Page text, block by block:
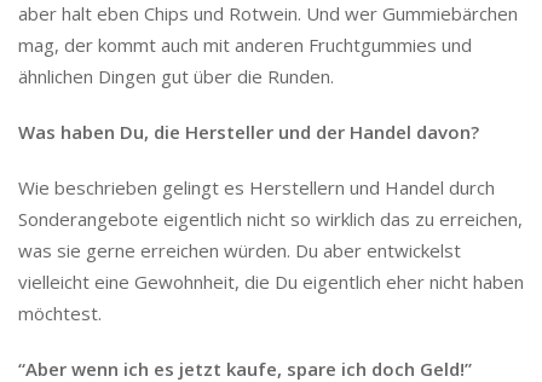
aber halt eben Chips und Rotwein. Und wer Gummiebärchen
mag, der kommt auch mit anderen Fruchtgummies und
ähnlichen Dingen gut über die Runden.
Was haben Du, die Hersteller und der Handel davon?
Wie beschrieben gelingt es Herstellern und Handel durch
Sonderangebote eigentlich nicht so wirklich das zu erreichen,
was sie gerne erreichen würden. Du aber entwickelst
vielleicht eine Gewohnheit, die Du eigentlich eher nicht haben
möchtest.
“Aber wenn ich es jetzt kaufe, spare ich doch Geld!”